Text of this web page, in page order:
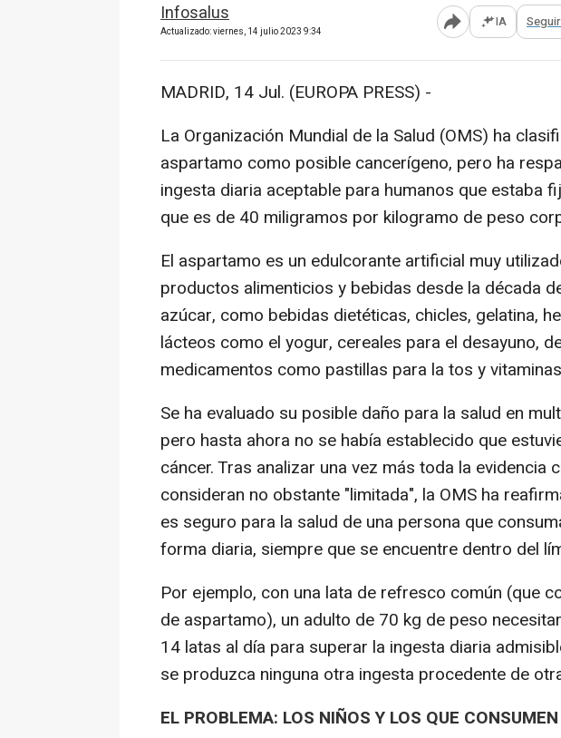
Infosalus
Actualizado: viernes, 14 julio 2023 9:34 Abrir opciones
IA
MADRID, 14 Jul. (EUROPA PRESS) -
La Organización Mundial de la Salud (OMS) ha
aspartamo como posible cancerígeno, pero ha
ingesta diaria aceptable para humanos que estaba
que es de 40 miligramos por kilogramo de peso
El aspartamo es un edulcorante artificial muy
productos alimenticios y bebidas desde la década
azúcar, como bebidas dietéticas, chicles, gelatina,
lácteos como el yogur, cereales para el desayuno,
medicamentos como pastillas para la tos y
Se ha evaluado su posible daño para la salud en
pero hasta ahora no se había establecido que
cáncer. Tras analizar una vez más toda la evidencia
consideran no obstante "limitada", la OMS ha
es seguro para la salud de una persona que
forma diaria, siempre que se encuentre dentro del
Por ejemplo, con una lata de refresco común (que
de aspartamo), un adulto de 70 kg de peso
14 latas al día para superar la ingesta diaria
se produzca ninguna otra ingesta procedente de
EL PROBLEMA: LOS NIÑOS Y LOS QUE